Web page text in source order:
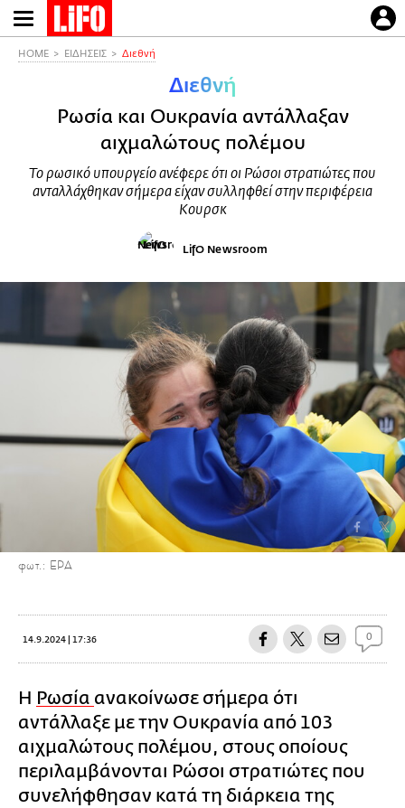
Παράκαμψη
προς
HOME ΕΙΔΗΣΕΙΣ Διεθνή
Διεθνή
Ρωσία και Ουκρανία αντάλλαξαν
αιχμαλώτους πολέμου
Το ρωσικό υπουργείο ανέφερε ότι οι Ρώσοι στρατιώτες που
ανταλλάχθηκαν σήμερα είχαν συλληφθεί στην περιφέρεια
Κουρσκ
LifO Newsroom
φωτ.: ΕΡΑ
14.9.2024 | 17:36 0
Η Ρωσία ανακοίνωσε σήμερα ότι
αντάλλαξε με την Ουκρανία από 103
αιχμαλώτους πολέμου, στους οποίους
περιλαμβάνονται Ρώσοι στρατιώτες που
συνελήφθησαν κατά τη διάρκεια της